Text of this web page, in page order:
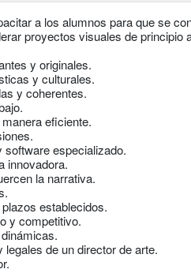
a los alumnos para que se
proyectos visuales de principio
y originales.
y culturales.
y coherentes.
eficiente.
software especializado.
innovadora.
la narrativa.
establecidos.
y competitivo.
de un director de arte.